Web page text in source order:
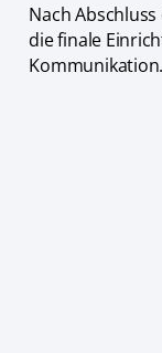
Nach
die finale
Kommunikation.